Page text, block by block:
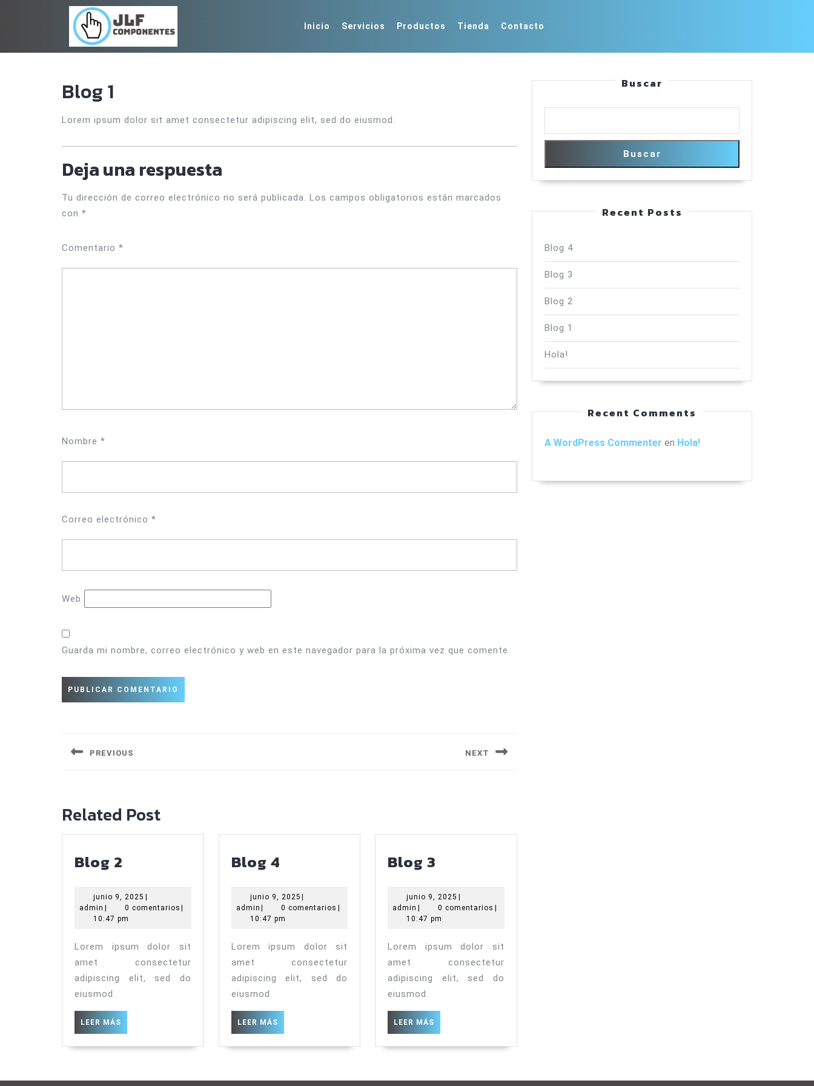
Inicio Servicios Productos Tienda Contacto
Blog 1
Lorem ipsum dolor sit amet consectetur adipiscing elit, sed do eiusmod.
Deja una respuesta
Tu dirección de correo electrónico no será publicada. Los campos obligatorios están marcados
con *
Comentario *
Nombre *
Correo electrónico *
Web
Guarda mi nombre, correo electrónico y web en este navegador para la próxima vez que comente.
de PREVIOUS NEXT
Related Post
Blog 2
junio 9, 2025 junio
9,
|
admin admin
| 0 comentarios |
10:47 pm
Lorem ipsum dolor sit
amet consectetur
adipiscing elit, sed do
eiusmod.
LEER MÁS
MÁS
Blog 4
junio 9, 2025 junio
9,
|
admin admin
| 0 comentarios |
10:47 pm
Lorem ipsum dolor sit
amet consectetur
adipiscing elit, sed do
eiusmod.
LEER MÁSLEER
MÁS
Blog 3
junio 9, 2025 junio
9,
|
admin admin
| 0 comentarios |
10:47 pm
Lorem ipsum dolor sit
amet consectetur
adipiscing elit, sed do
eiusmod.
LEER MÁS
MÁS
Buscar
Buscar
Recent Posts
Blog 4
Blog 3
Blog 2
Blog 1
Hola!
Recent Comments
A WordPress Commenter en Hola!